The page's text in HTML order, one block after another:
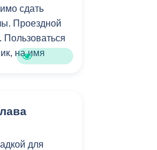
сдать
Проездной
Пользоваться
на имя
нового
с тем, что в
для